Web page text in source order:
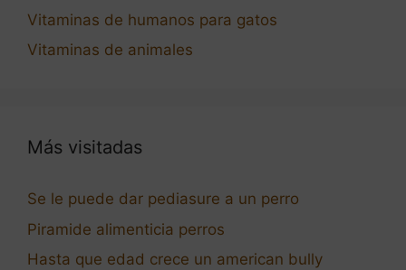
Vitaminas de humanos para gatos
Vitaminas de animales
Más visitadas
Se le puede dar pediasure a un perro
Piramide alimenticia perros
Hasta que edad crece un american bully